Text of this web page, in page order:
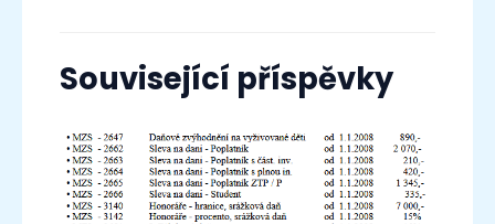
Související příspěvky